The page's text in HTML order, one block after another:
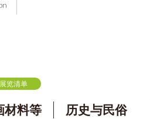
览清单
材料等 历史与民俗